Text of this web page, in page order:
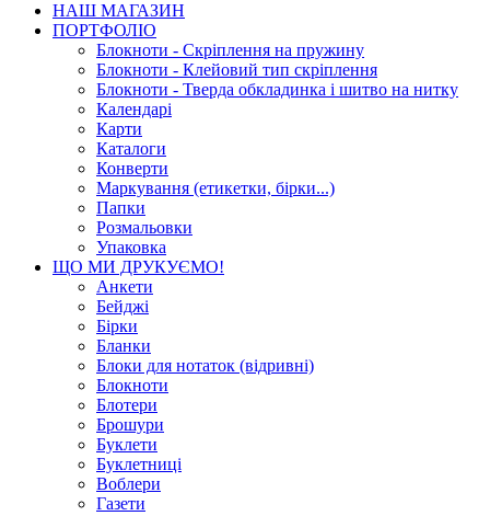
НАШ МАГАЗИН
ПОРТФОЛІО
Блокноти - Скріплення на пружину
Блокноти - Клейовий тип скріплення
Блокноти - Тверда обкладинка і шитво на нитку
Календарі
Карти
Каталоги
Конверти
Маркування (етикетки, бірки...)
Папки
Розмальовки
Упаковка
ЩО МИ ДРУКУЄМО!
Анкети
Бейджі
Бірки
Бланки
Блоки для нотаток (відривні)
Блокноти
Блотери
Брошури
Буклети
Буклетниці
Воблери
Газети